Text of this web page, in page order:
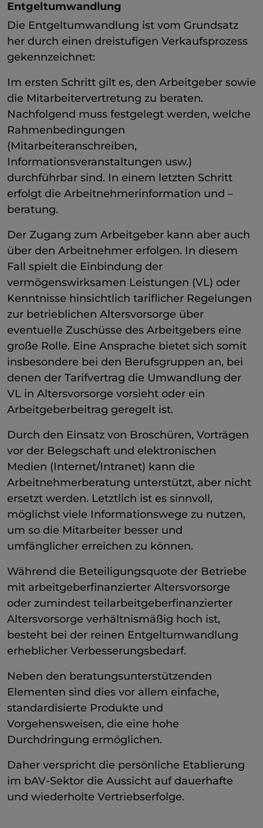
Entgeltumwandlung
Die Entgeltumwandlung ist vom Grundsatz
her durch einen dreistufigen Verkaufsprozess
gekennzeichnet:
Im ersten Schritt gilt es, den Arbeitgeber sowie
die Mitarbeitervertretung zu beraten.
Nachfolgend muss festgelegt werden, welche
Rahmenbedingungen
(Mitarbeiteranschreiben,
Informationsveranstaltungen usw.)
durchführbar sind. In einem letzten Schritt
erfolgt die Arbeitnehmerinformation und –
beratung.
Der Zugang zum Arbeitgeber kann aber auch
über den Arbeitnehmer erfolgen. In diesem
Fall spielt die Einbindung der
vermögenswirksamen Leistungen (VL) oder
Kenntnisse hinsichtlich tariflicher Regelungen
zur betrieblichen Altersvorsorge über
eventuelle Zuschüsse des Arbeitgebers eine
große Rolle. Eine Ansprache bietet sich somit
insbesondere bei den Berufsgruppen an, bei
denen der Tarifvertrag die Umwandlung der
VL in Altersvorsorge vorsieht oder ein
Arbeitgeberbeitrag geregelt ist.
Durch den Einsatz von Broschüren, Vorträgen
vor der Belegschaft und elektronischen
Medien (Internet/Intranet) kann die
Arbeitnehmerberatung unterstützt, aber nicht
ersetzt werden. Letztlich ist es sinnvoll,
möglichst viele Informationswege zu nutzen,
um so die Mitarbeiter besser und
umfänglicher erreichen zu können.
Während die Beteiligungsquote der Betriebe
mit arbeitgeberfinanzierter Altersvorsorge
oder zumindest teilarbeitgeberfinanzierter
Altersvorsorge verhältnismäßig hoch ist,
besteht bei der reinen Entgeltumwandlung
erheblicher Verbesserungsbedarf.
Neben den beratungsunterstützenden
Elementen sind dies vor allem einfache,
standardisierte Produkte und
Vorgehensweisen, die eine hohe
Durchdringung ermöglichen.
Daher verspricht die persönliche Etablierung
im bAV-Sektor die Aussicht auf dauerhafte
und wiederholte Vertriebserfolge.